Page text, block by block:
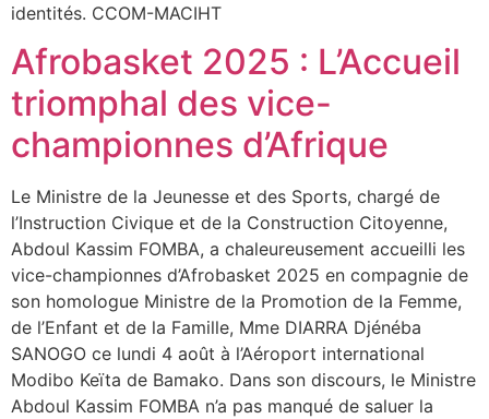
identités. CCOM-MACIHT
Afrobasket 2025 : L’Accueil
triomphal des vice-
championnes d’Afrique
Le Ministre de la Jeunesse et des Sports, chargé de
l’Instruction Civique et de la Construction Citoyenne,
Abdoul Kassim FOMBA, a chaleureusement accueilli les
vice-championnes d’Afrobasket 2025 en compagnie de
son homologue Ministre de la Promotion de la Femme,
de l’Enfant et de la Famille, Mme DIARRA Djénéba
SANOGO ce lundi 4 août à l’Aéroport international
Modibo Keïta de Bamako. Dans son discours, le Ministre
Abdoul Kassim FOMBA n’a pas manqué de saluer la